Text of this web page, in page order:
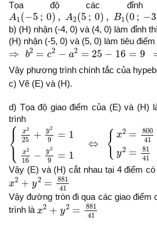
Tọa độ các
A1(−5 ; 0) , A2(5 ; 0) , B1(0 ; −3
A1 ( 5; 0 ),A2 5; 0), B 1(0 3) B2( 3
b) (H) nhận (-4, 0) và (4, 0) làm đỉnh thì
(H) nhận (-5, 0) và (5, 0) làm tiêu
⇒ b2 = c2 − a2 = 25 − 16 = 9
⇒b 2=c2 − a2 =25−16=9 ⇒b=3
Vậy phương trình chính tắc của
c) Vẽ (E) và (H).
d) Tọa độ giao điểm của (E) và (H)
trình
⎧
⎨
⎩
x2
25 + y2
9 = 1
x2
16 − y2
9 = 1
⇔ { x2 =
800
41
y2 =
81
41
{x225 29 = ⇔ 2=
Vậy (E) và (H) cắt nhau tại 4 điểm
x2 + y2 =
881
41
x 2+ y2=88141
Vậy đường tròn đi qua các giao điểm
trình làx2 + y2 =
881
41
x2+ y2= 88141